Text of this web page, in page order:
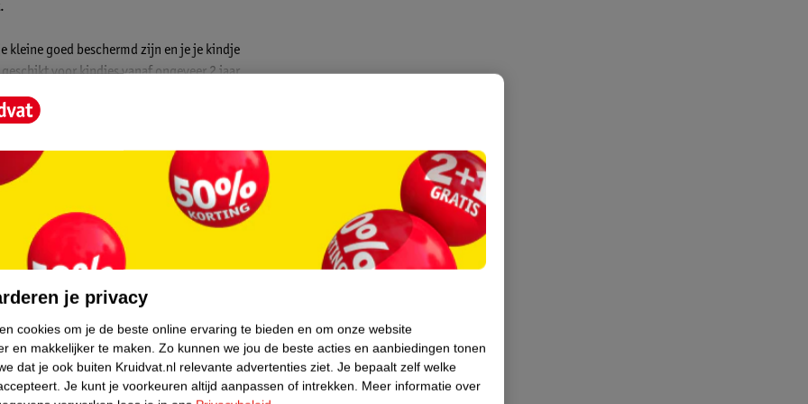
kleine goed beschermd zijn en je je kindje
voor kindjes vanaf ongeveer 2 jaar.
je privacy
cookies om je de beste online ervaring te bieden en om onze website
en makkelijker te maken. Zo kunnen we jou de beste acties en aanbiedingen tonen
dat je ook buiten Kruidvat.nl relevante advertenties ziet. Je bepaalt zelf welke
Je kunt je voorkeuren altijd aanpassen of intrekken. Meer informatie over